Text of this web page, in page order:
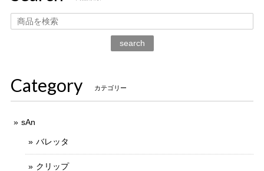
search
Category カテゴリー
sAn
バレッタ
クリップ